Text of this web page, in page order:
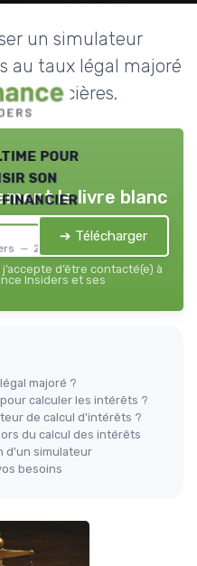
un simulateur
au taux légal majoré
financières.
pour
son
— 2026
le livre blanc
➔ Télécharger
d’être contacté(e) à
Insiders et ses
majoré ?
calculer les intérêts ?
de calcul d'intérêts ?
du calcul des intérêts
d'un simulateur
besoins